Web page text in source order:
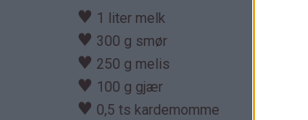
♥ 1 liter melk
♥ 300 g smør
♥ 250 g melis
♥ 100 g gjær
♥ 0,5 ts kardemomme